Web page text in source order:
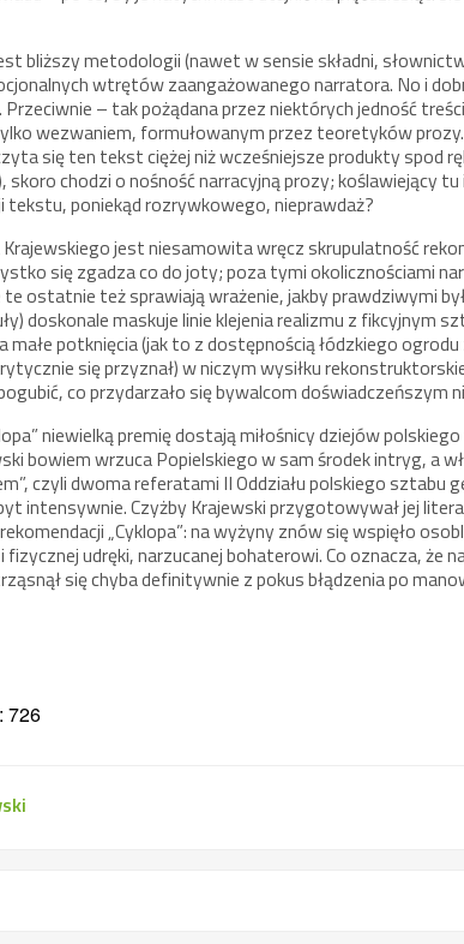
bliższy metodologii (nawet w sensie składni,
wtrętów zaangażowanego narratora. No i
– tak pożądana przez niektórych jedność
wezwaniem, formułowanym przez teoretyków
się ten tekst ciężej niż wcześniejsze produkty spod
chodzi o nośność narracyjną prozy; koślawiejący tu
tekstu, poniekąd rozrywkowego, nieprawdaż?
jest niesamowita wręcz skrupulatność
się zgadza co do joty; poza tymi okolicznościami
te ostatnie też sprawiają wrażenie, jakby prawdziwymi
doskonale maskuje linie klejenia realizmu z fikcyjnym
małe potknięcia (jak to z dostępnością łódzkiego
się przyznał) w niczym wysiłku
co przydarzało się bywalcom doświadczeńszym
niewielką premię dostają miłośnicy dziejów
bowiem wrzuca Popielskiego w sam środek intryg, a
czyli dwoma referatami II Oddziału polskiego
intensywnie. Czyżby Krajewski przygotowywał jej
„Cyklopa”: na wyżyny znów się wspięło
udręki, narzucanej bohaterowi. Co oznacza, że
się chyba definitywnie z pokus błądzenia po
726